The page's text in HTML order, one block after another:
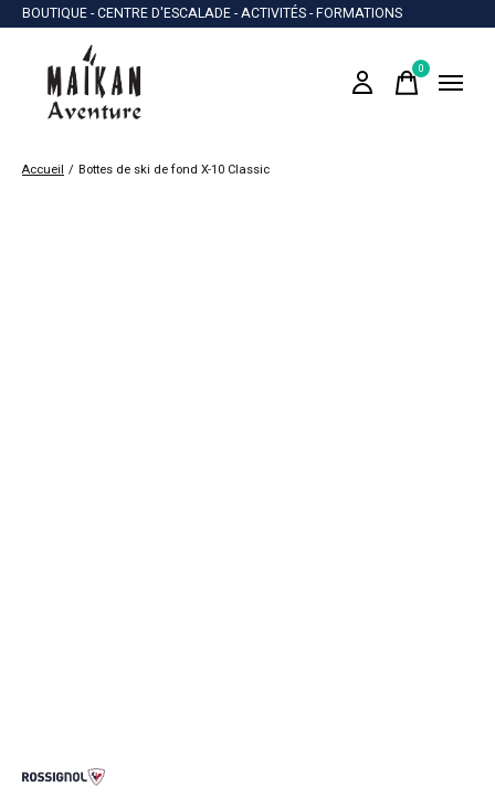
BOUTIQUE - CENTRE D'ESCALADE - ACTIVITÉS - FORMATIONS
0items
Accueil / Bottes de ski de fond X-10 Classic